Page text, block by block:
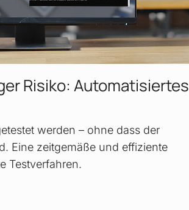
Risiko: Automatisiertes
werden – ohne dass der
Eine zeitgemäße und effiziente
Testverfahren.